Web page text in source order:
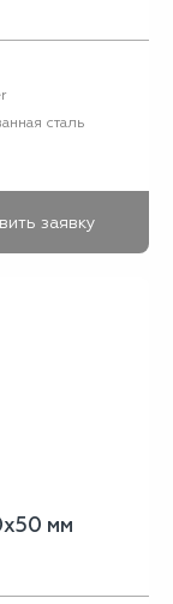
сталь
заявку
мм